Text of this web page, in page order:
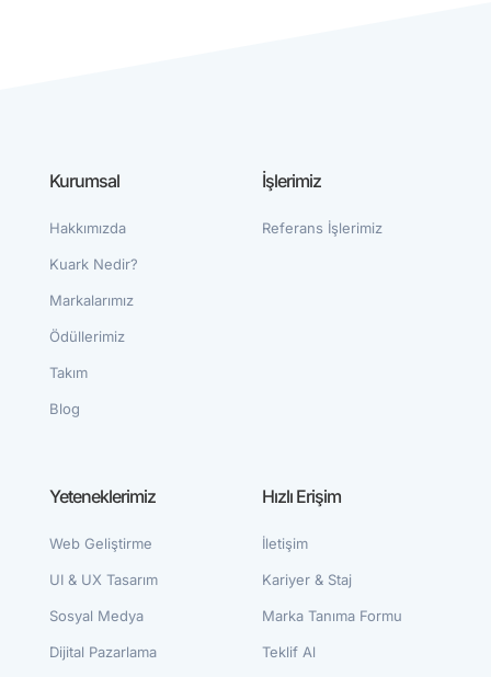
Kurumsal
Hakkımızda
Kuark Nedir?
Markalarımız
Ödüllerimiz
Takım
Blog
İşlerimiz
Referans İşlerimiz
Yeteneklerimiz
Web Geliştirme
UI & UX Tasarım
Sosyal Medya
Dijital Pazarlama
Hızlı Erişim
İletişim
Kariyer & Staj
Marka Tanıma Formu
Teklif Al